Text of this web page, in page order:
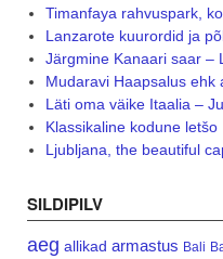
Timanfaya rahvuspark,
Lanzarote kuurordid ja
Järgmine Kanaari saar –
Mudaravi Haapsalus ehk
Läti oma väike Itaalia –
Klassikaline kodune letšo
Ljubljana, the beautiful
SILDIPILV
aeg allikad armastus Bali